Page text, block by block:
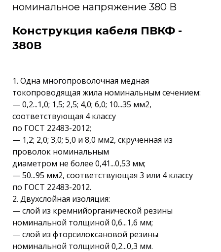
номинальное напряжение 380 В
Конструкция кабеля ПВКФ -
380В
1. Одна многопроволочная медная
токопроводящая жила номинальным сечением:
— 0,2...1,0; 1,5; 2,5; 4,0; 6,0; 10...35 мм2,
соответствующая 4 классу
по ГОСТ 22483-2012;
— 1,2; 2,0; 3,0; 5,0 и 8,0 мм2, скрученная из
проволок номинальным
диаметром не более 0,41...0,53 мм;
— 50...95 мм2, соответствующая 3 или 4 классу
по ГОСТ 22483-2012.
2. Двухслойная изоляция:
— слой из кремнийорганической резины
номинальной толщиной 0,6...1,6 мм;
— слой из фторсилоксановой резины
номинальной толщиной 0,2...0,3 мм.